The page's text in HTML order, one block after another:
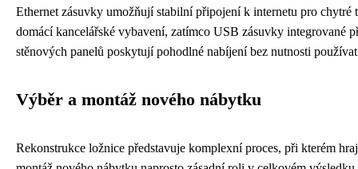
Ethernet zásuvky umožňují stabilní připojení k internetu pro chytré
domácí kancelářské vybavení, zatímco USB zásuvky integrované
stěnových panelů poskytují pohodlné nabíjení bez nutnosti
Výběr a montáž nového nábytku
Rekonstrukce ložnice představuje komplexní proces, při kterém